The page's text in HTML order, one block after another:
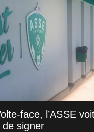
face, l’ASSE
signer